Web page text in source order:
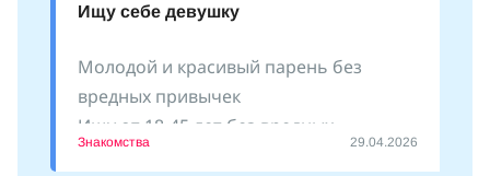
Ищу себе девушку
Молодой и красивый парень без
вредных привычек
Ищу от 18-45 лет без вредных
привычек
Знакомства 29.04.2026